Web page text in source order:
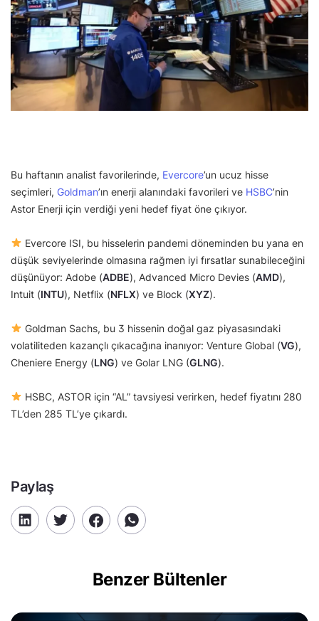
Bu haftanın analist favorilerinde, Evercore’un ucuz hisse
seçimleri, Goldman’ın enerji alanındaki favorileri ve HSBC’nin
Astor Enerji için verdiği yeni hedef fiyat öne çıkıyor.
Evercore ISI, bu hisselerin pandemi döneminden bu yana en
düşük seviyelerinde olmasına rağmen iyi fırsatlar sunabileceğini
düşünüyor: Adobe (ADBE), Advanced Micro Devies (AMD),
Intuit (INTU), Netflix (NFLX) ve Block (XYZ).
Goldman Sachs, bu 3 hissenin doğal gaz piyasasındaki
volatiliteden kazançlı çıkacağına inanıyor: Venture Global (VG),
Cheniere Energy (LNG) ve Golar LNG (GLNG).
HSBC, ASTOR için “AL” tavsiyesi verirken, hedef fiyatını 280
TL’den 285 TL’ye çıkardı.
Paylaş
Benzer Bültenler